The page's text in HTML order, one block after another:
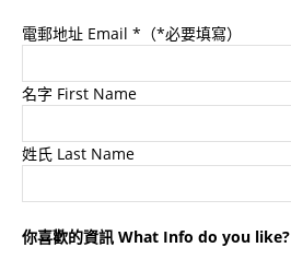
電郵地址 Email *（*必要填寫）
名字 First Name
姓氏 Last Name
你喜歡的資訊 What Info do you like?